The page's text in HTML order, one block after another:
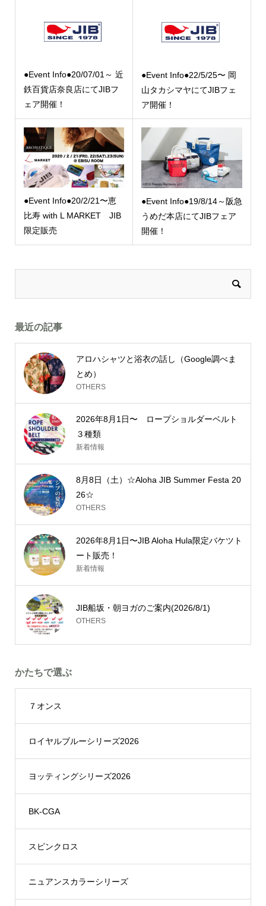
●Event Info●20/07/01～ 近
鉄百貨店奈良店にてJIBフ
ェア開催！
●Event Info●22/5/25〜 岡
山タカシマヤにてJIBフェ
ア開催！
●Event Info●20/2/21〜恵
比寿 with L MARKET JIB
限定販売
●Event Info●19/8/14～阪急
うめだ本店にてJIBフェア
開催！
最近の記事
アロハシャツと浴衣の話し（Google調べま
とめ）
OTHERS
2026年8月1日〜 ロープショルダーベルト
３種類
新着情報
8月8日（土）☆Aloha JIB Summer Festa 20
26☆
OTHERS
2026年8月1日〜JIB Aloha Hula限定バケツト
ート販売！
新着情報
JIB船坂・朝ヨガのご案内(2026/8/1)
OTHERS
かたちで選ぶ
７オンス
ロイヤルブルーシリーズ2026
ヨッティングシリーズ2026
BK-CGA
スピンクロス
ニュアンスカラーシリーズ